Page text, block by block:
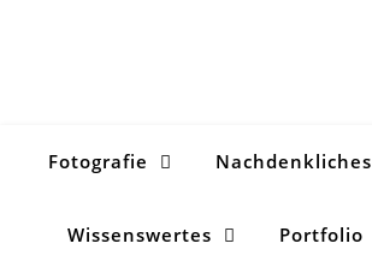
Fotografie Nachdenkliches
Wissenswertes Portfolio